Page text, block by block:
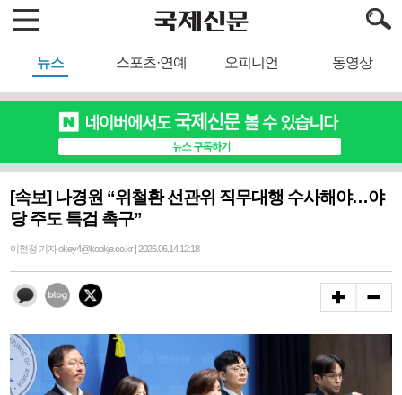
뉴스 스포츠·연예 오피니언 동영상
[속보] 나경원 “위철환 선관위 직무대행 수사해야…야
당 주도 특검 촉구”
이현정 기자 okey4@kookje.co.kr | 2026.06.14 12:18